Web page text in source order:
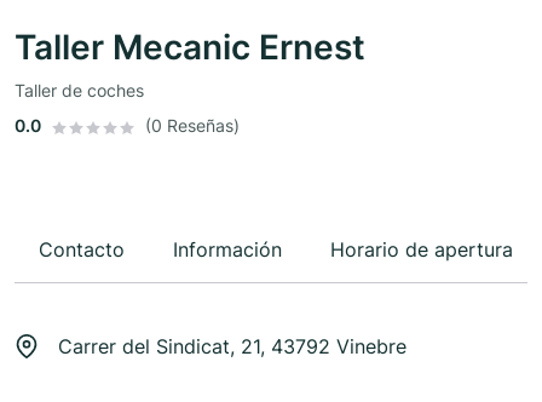
Taller Mecanic Ernest
Taller de coches
0.0
(0 Reseñas)
Contacto Información Horario de apertura
Carrer del Sindicat, 21, 43792 Vinebre